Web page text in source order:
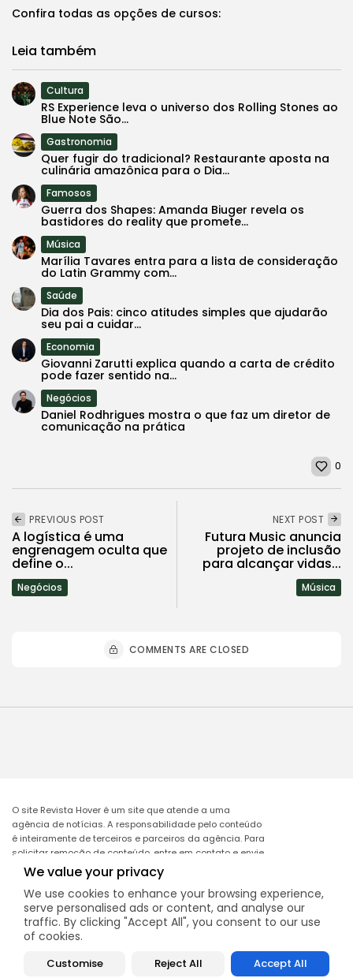
We value your privacy
We use cookies to enhance your browsing experience,
serve personalised ads or content, and analyse our
traffic. By clicking "Accept All", you consent to our use
of cookies.
Customise Reject All Accept All
Confira todas as opções de cursos:
Leia também
Cultura
RS Experience leva o universo dos Rolling Stones ao
Blue Note São...
Gastronomia
Quer fugir do tradicional? Restaurante aposta na
culinária amazônica para o Dia...
Famosos
Guerra dos Shapes: Amanda Biuger revela os
bastidores do reality que promete...
Música
Marília Tavares entra para a lista de consideração
do Latin Grammy com...
Saúde
Dia dos Pais: cinco atitudes simples que ajudarão
seu pai a cuidar...
Economia
Giovanni Zarutti explica quando a carta de crédito
pode fazer sentido na...
Negócios
Daniel Rodhrigues mostra o que faz um diretor de
comunicação na prática
0
PREVIOUS POST
A logística é uma
engrenagem oculta que
define o...
Negócios
NEXT POST
Futura Music anuncia
projeto de inclusão
para alcançar vidas...
Música
COMMENTS ARE CLOSED
O site Revista Hover é um site que atende a uma
agência de notícias. A responsabilidade pelo conteúdo
é inteiramente de terceiros e parceiros da agência. Para
solicitar remoção de conteúdo, entre em contato e envie
o link da matéria a ser excluída no e-mail:
remocao@mcomglobal.com